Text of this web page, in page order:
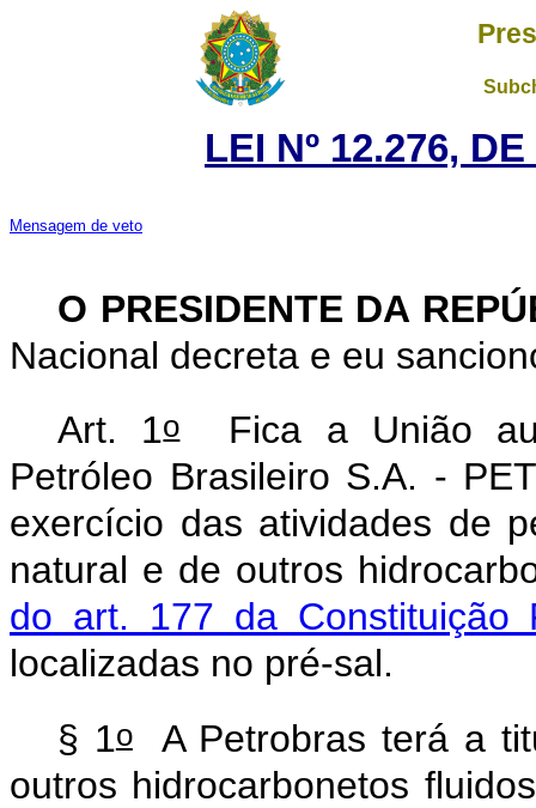
LEI Nº 12.276,
Mensagem de veto
O PRESIDENTE DA
Nacional decreta e eu
Art. 1oFica a União
Petróleo Brasileiro S.A. -
exercício das atividades de
natural e de outros
do art. 177 da Constituição
localizadas no pré-sal.
§ 1oA Petrobras terá a
outros hidrocarbonetos